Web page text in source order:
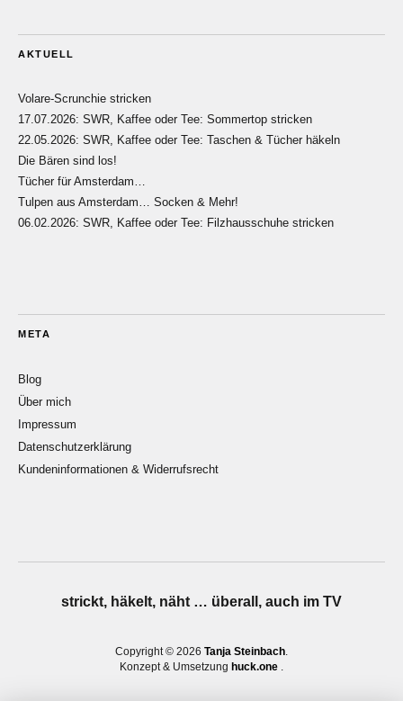
AKTUELL
Volare-Scrunchie stricken
17.07.2026: SWR, Kaffee oder Tee: Sommertop stricken
22.05.2026: SWR, Kaffee oder Tee: Taschen & Tücher häkeln
Die Bären sind los!
Tücher für Amsterdam…
Tulpen aus Amsterdam… Socken & Mehr!
06.02.2026: SWR, Kaffee oder Tee: Filzhausschuhe stricken
META
Blog
Über mich
Impressum
Datenschutzerklärung
Kundeninformationen & Widerrufsrecht
strickt, häkelt, näht … überall, auch im TV
Copyright © 2026 Tanja Steinbach
Konzept & Umsetzung huck.one